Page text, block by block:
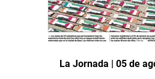
La Jornada | 05 de